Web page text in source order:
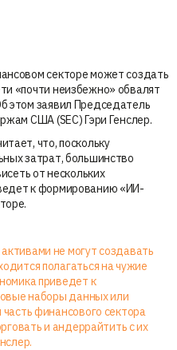
секторе может создать
«почти неизбежно» обвалят
этом заявил Председатель
США (SEC) Гэри Генслер.
что, поскольку
затрат, большинство
от нескольких
к формированию «ИИ-
не могут создавать
полагаться на чужие
приведет к
наборы данных или
финансового сектора
и андеррайтить с их